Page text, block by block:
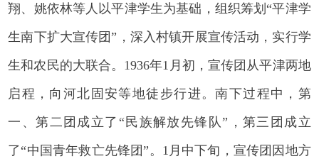
翔、姚依林等人以平津学生为基础，组织筹划“平津学
生南下扩大宣传团”，深入村镇开展宣传活动，实行学
生和农民的大联合。1936年1月初，宣传团从平津两地
启程，向河北固安等地徒步行进。南下过程中，第
一、第二团成立了“民族解放先锋队”，第三团成立
了“中国青年救亡先锋团”。1月中下旬，宣传团因地方